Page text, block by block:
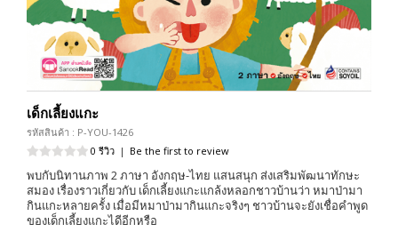
เด็กเลี้ยงแกะ
รหัสสินค้า : P-YOU-1426
0 รีวิว | Be the first to review
พบกับนิทานภาพ 2 ภาษา อังกฤษ-ไทย แสนสนุก ส่งเสริมพัฒนาทักษะ
สมอง เรื่องราวเกี่ยวกับ เด็กเลี้ยงแกะแกล้งหลอกชาวบ้านว่า หมาป่ามา
กินแกะหลายครั้ง เมื่อมีหมาป่ามากินแกะจริงๆ ชาวบ้านจะยังเชื่อคำพูด
ของเด็กเลี้ยงแกะไดีอีกหรือ